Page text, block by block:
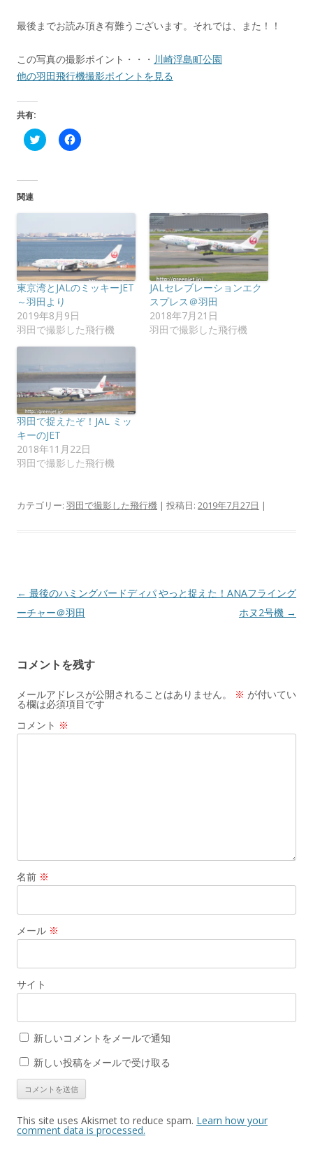
最後までお読み頂き有難うございます。それでは、また！！
この写真の撮影ポイント・・・ 川崎浮島町公園
他の羽田飛行機撮影ポイントを見る
共有:
ク
リ
i
e
で
共
有
(
新
し
い
ウ
ィ
ン
ド
開
き
ま
す
)
F
a
で
す
は
ク
リ
ッ
し
て
く
だ
さ
新
し
い
ウ
ィ
ン
ド
で
開
き
関連
東京湾とJALのミッキーJET
～羽田より
2019年8月9日
羽田で撮影した飛行機
JALセレブレーションエク
スプレス＠羽田
2018年7月21日
羽田で撮影した飛行機
羽田で捉えたぞ！JAL ミッ
キーのJET
2018年11月22日
羽田で撮影した飛行機
カテゴリー: 羽田で撮影した飛行機 | 投稿日: 2019年7月27日 |
投
稿
ゲ
ー
シ
ョ
← 最後のハミングバードディパ
ーチャー＠羽田
やっと捉えた！ANAフライング
ホヌ2号機 →
コメントを残す
メールアドレスが公開されることはありません。 ※ が付いてい
る欄は必須項目です
コメント ※
名前 ※
メール ※
サイト
新しいコメントをメールで通知
新しい投稿をメールで受け取る
This site uses Akismet to reduce spam. Learn how your
comment data is processed.